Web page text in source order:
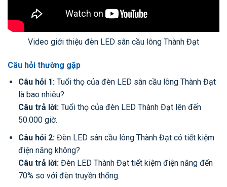
Video giới thiệu đèn LED sân cầu lông Thành Đạt
Câu hỏi thường gặp
Câu hỏi 1:Tuổi thọ của đèn LED sân cầu lông Thành Đạt
là bao nhiêu?
Câu trả lời:Tuổi thọ của đèn LED Thành Đạt lên đến
50.000 giờ.
Câu hỏi 2:Đèn LED sân cầu lông Thành Đạt có tiết kiệm
điện năng không?
Câu trả lời:Đèn LED Thành Đạt tiết kiệm điện năng đến
70% so với đèn truyền thống.